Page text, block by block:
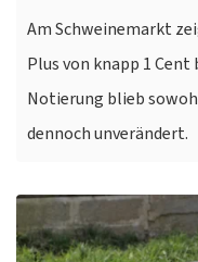
Am Schweinemarkt
Plus von knapp 1 Cent
Notierung blieb
dennoch unverändert.